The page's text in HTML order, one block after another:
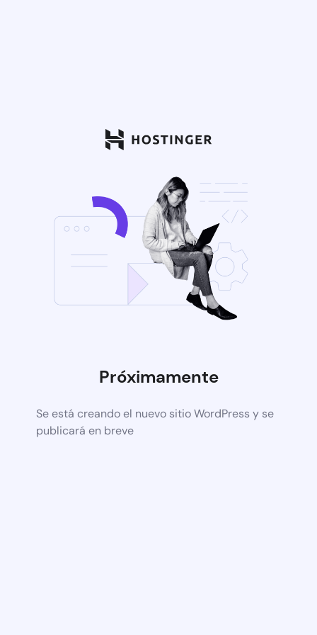
Próximamente
Se está creando el nuevo sitio WordPress y se
publicará en breve